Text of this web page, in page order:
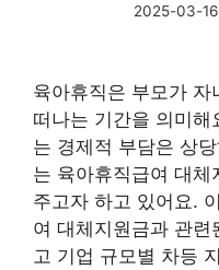
2025-03-16
육아휴직은 부모가 자
떠나는 기간을 의미
는 경제적 부담은 상
는 육아휴직급여 대체
주고자 하고 있어요.
여 대체지원금과 관련
고 기업 규모별 차등